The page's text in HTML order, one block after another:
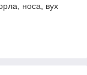
носа, вух